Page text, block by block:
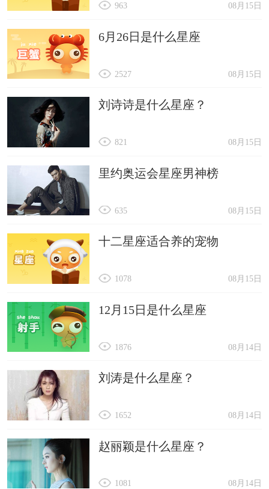
08月15日
963
6月26日是什么星座
08月15日
2527
刘诗诗是什么星座？
08月15日
821
里约奥运会星座男神榜
08月15日
635
十二星座适合养的宠物
08月15日
1078
12月15日是什么星座
08月14日
1876
刘涛是什么星座？
08月14日
1652
赵丽颖是什么星座？
08月14日
1081